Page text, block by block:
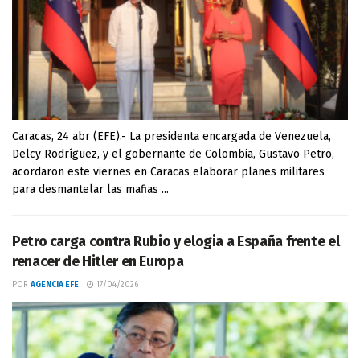
Caracas, 24 abr (EFE).- La presidenta encargada de Venezuela,
Delcy Rodríguez, y el gobernante de Colombia, Gustavo Petro,
acordaron este viernes en Caracas elaborar planes militares
para desmantelar las mafias ...
Petro carga contra Rubio y elogia a España frente el
renacer de Hitler en Europa
POR AGENCIA EFE 17/04/2026